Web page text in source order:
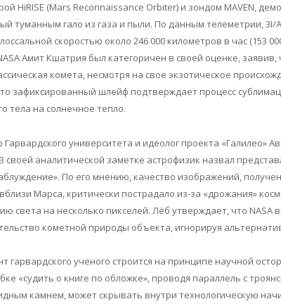
HiRISE (Mars Reconnaissance Orbiter) и зондом MAVEN,
туманным гало из газа и пыли. По данным телеметрии, 3I/
скоростью около 246 000 километров в час (153
Амит Кшатрия был категоричен в своей оценке, заявив,
комета, несмотря на свое экзотическое
зафиксированный шлейф подтверждает процесс
тела на солнечное тепло.
университета и идеолог проекта «Галилео»
своей аналитической заметке астрофизик назвал
По его мнению, качество изображений,
Марса, критически пострадало из-за «дрожания»
света на несколько пикселей. Лёб утверждает, что NASA
кометной природы объекта, игнорируя
гарвардского ученого строится на принципе научной
«судить о книге по обложке», проводя параллель с
камнем, может скрывать внутри технологическую